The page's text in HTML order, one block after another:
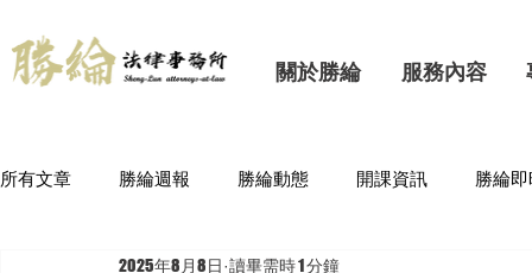
關於勝綸 服務內容
所有文章 勝綸週報 勝綸動態 開課資訊 勝綸
2025年8月8日 讀畢需時 1 分鐘